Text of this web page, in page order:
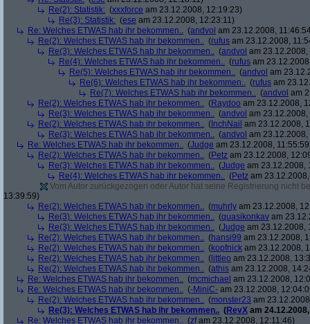
Re(2): Statistik: (xxxforce am 23.12.2008, 12:19:23)
Re(3): Statistik: (ese am 23.12.2008, 12:23:11)
Re: Welches ETWAS hab ihr bekommen.. (andvol am 23.12.2008,
Re(2): Welches ETWAS hab ihr bekommen.. (rufus am 23.12.2008,
Re(3): Welches ETWAS hab ihr bekommen.. (andvol am
Re(4): Welches ETWAS hab ihr bekommen.. (rufus am
Re(5): Welches ETWAS hab ihr bekommen.. (andvol am
Re(6): Welches ETWAS hab ihr bekommen.. (rufus am
Re(7): Welches ETWAS hab ihr bekommen.. (andvol am
Re(2): Welches ETWAS hab ihr bekommen.. (Raydoo am 23.12.2008,
Re(3): Welches ETWAS hab ihr bekommen.. (andvol am
Re(2): Welches ETWAS hab ihr bekommen.. ( InchNail am 23.12.2008,
Re(3): Welches ETWAS hab ihr bekommen.. (andvol am
Re: Welches ETWAS hab ihr bekommen.. (Judge am 23.12.2008,
Re(2): Welches ETWAS hab ihr bekommen.. (Petz am 23.12.2008,
Re(3): Welches ETWAS hab ihr bekommen.. (Judge am 23.12.2008,
Re(4): Welches ETWAS hab ihr bekommen.. (Petz am
Vom Autor zurückgezogen oder Autor hat seine Registrierung nicht
13:39:59)
Re(2): Welches ETWAS hab ihr bekommen.. (muhrly am 23.12.2008,
Re(3): Welches ETWAS hab ihr bekommen.. (quasikonkav am
Re(3): Welches ETWAS hab ihr bekommen.. (Judge am 23.12.2008,
Re(2): Welches ETWAS hab ihr bekommen.. (hansi99 am 23.12.2008,
Re(2): Welches ETWAS hab ihr bekommen.. (kopfnick am 23.12.2008,
Re(2): Welches ETWAS hab ihr bekommen.. ( littleo am 23.12.2008,
Re(2): Welches ETWAS hab ihr bekommen.. (athis am 23.12.2008,
Re: Welches ETWAS hab ihr bekommen.. (mcmichael am 23.12.2008,
Re: Welches ETWAS hab ihr bekommen.. (-MiniC- am 23.12.2008,
Re(2): Welches ETWAS hab ihr bekommen.. (monster23 am
Re(3): Welches ETWAS hab ihr bekommen.. (RevX am
Re: Welches ETWAS hab ihr bekommen.. (zfam 23.12.2008, 12:11:46)